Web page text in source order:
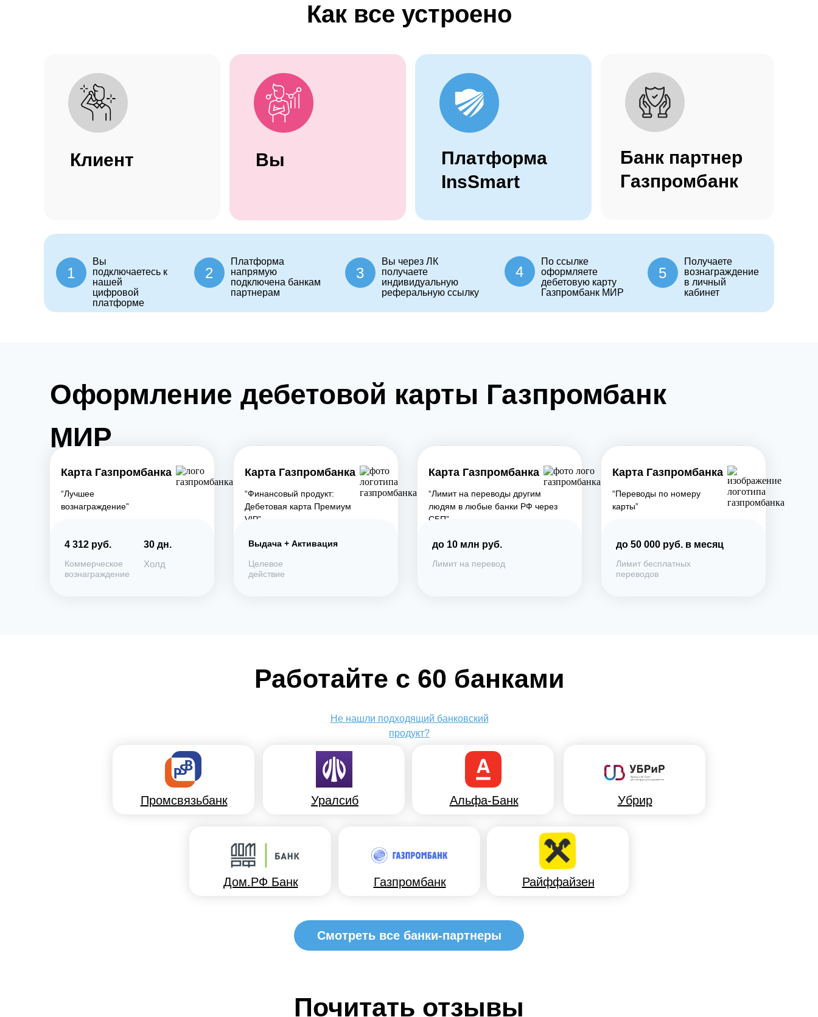
Как все устроено
Клиент Вы
Платформа
InsSmart
Банк партнер
Газпромбанк
1
Вы
подключаетесь к
нашей
цифровой
платформе
2
Платформа
напрямую
подключена банкам
партнерам
3
Вы через ЛК
получаете
индивидуальную
реферальную ссылку
4
По ссылке
оформляете
дебетовую карту
Газпромбанк МИР
5
Получаете
вознаграждение
в личный
кабинет
Оформление дебетовой карты Газпромбанк
МИР
Карта Газпромбанка
“Лучшее
вознаграждение”
4 312 руб.
Коммерческое
вознаграждение
30 дн.
Холд
Карта Газпромбанка
“Финансовый продукт:
Дебетовая карта Премиум
VIP”
Выдача + Активация
Целевое
действие
Карта Газпромбанка
“Переводы по номеру
карты”
Карта Газпромбанка
“Лимит на переводы другим
людям в любые банки РФ через
СБП”
до 10 млн руб.
Лимит на перевод
до 50 000 руб. в месяц
Лимит бесплатных
переводов
Работайте с 60 банками
Не нашли подходящий банковский
продукт?
Смотреть все банки-партнеры
Промсвязьбанк Уралсиб Альфа-Банк Убрир
Дом.РФ Банк Газпромбанк Райффайзен
Почитать отзывы